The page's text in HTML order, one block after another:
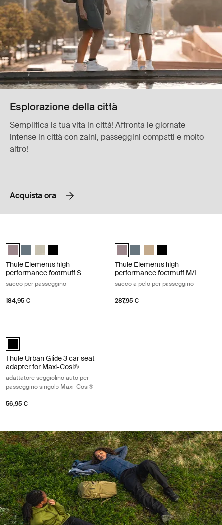
Esplorazione della città
Semplifica la tua vita in città! Affronta le giornate
intense in città con zaini, passeggini compatti e molto
altro!
Acquista ora
Thule Elements high-performance footmuff S Talpa tinta (selected)
Thule Elements high-performance footmuff S Ardesia scura
Thule Elements high-performance footmuff S Natural beige
Thule Elements high-performance footmuff S Nero
Thule Elements high-
performance footmuff S
sacco per passeggino
184,95 €
Thule Elements high-
Thule Elements high-
Thule Elements high-
Thule Elements
Thule Elements high-
performance footmuff M/L
sacco a pelo per passeggino
287,95 €
Thule Urban Glide 3 car seat adapter single Maxi-Cosi® Nero
Thule Urban Glide 3 car seat
adapter for Maxi-Cosi®
adattatore seggiolino auto per
passeggino singolo Maxi-Cosi®
56,95 €